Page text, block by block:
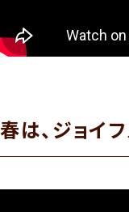
春は、ジョイ